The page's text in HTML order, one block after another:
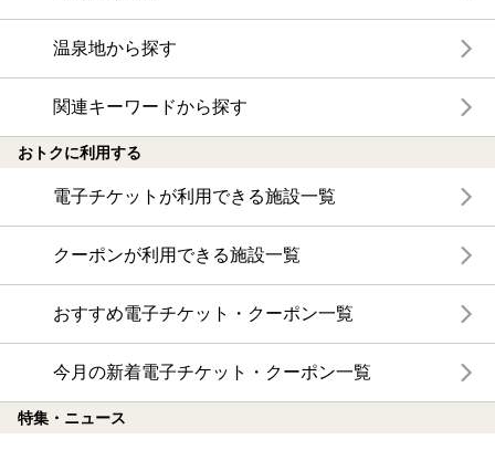
温泉地から探す
関連キーワードから探す
おトクに利用する
電子チケットが利用できる施設一覧
クーポンが利用できる施設一覧
おすすめ電子チケット・クーポン一覧
今月の新着電子チケット・クーポン一覧
特集・ニュース